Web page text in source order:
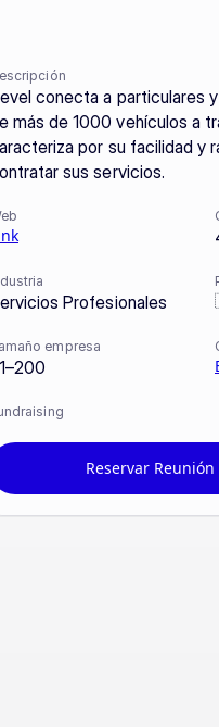
conecta a particulares
más de 1000 vehículos a
por su facilidad y
sus servicios.
Profesionales
empresa
Reservar